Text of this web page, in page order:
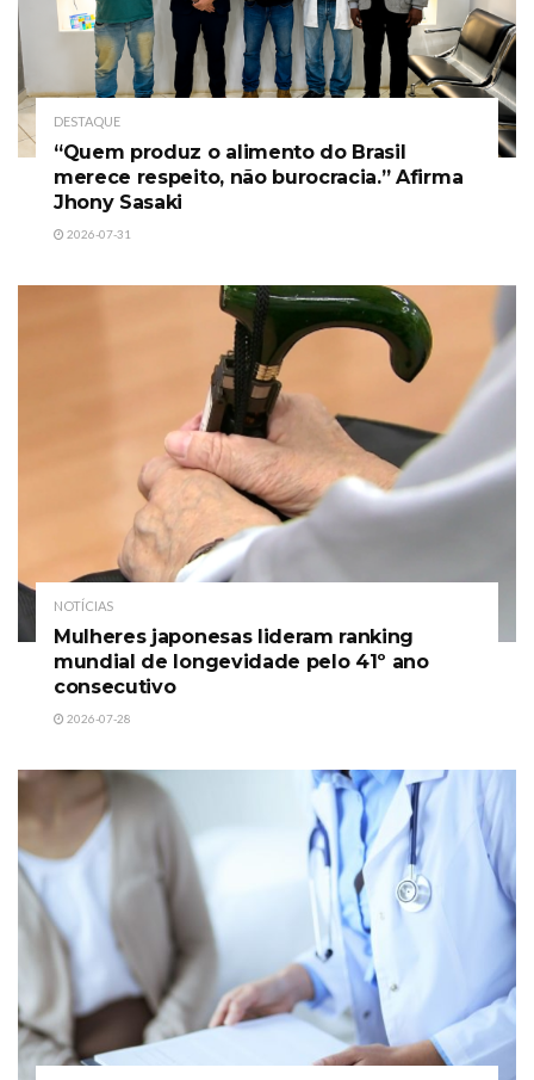
DESTAQUE
“Quem produz o alimento do Brasil
merece respeito, não burocracia.” Afirma
Jhony Sasaki
2026-07-31
NOTÍCIAS
Mulheres japonesas lideram ranking
mundial de longevidade pelo 41º ano
consecutivo
2026-07-28